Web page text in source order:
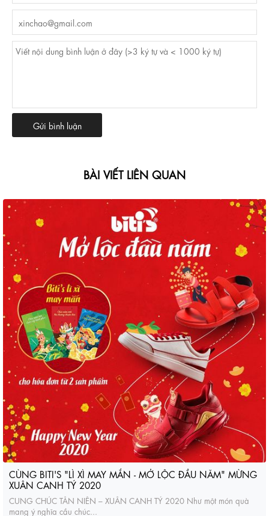
BÀI VIẾT LIÊN QUAN
CÙNG BITI'S "LÌ XÌ MAY MẮN - MỞ LỘC ĐẦU NĂM" MỪNG
XUÂN CANH TÝ 2020
CUNG CHÚC TÂN NIÊN – XUÂN CANH TÝ 2020 Như một món quà
mang ý nghĩa cầu chúc...